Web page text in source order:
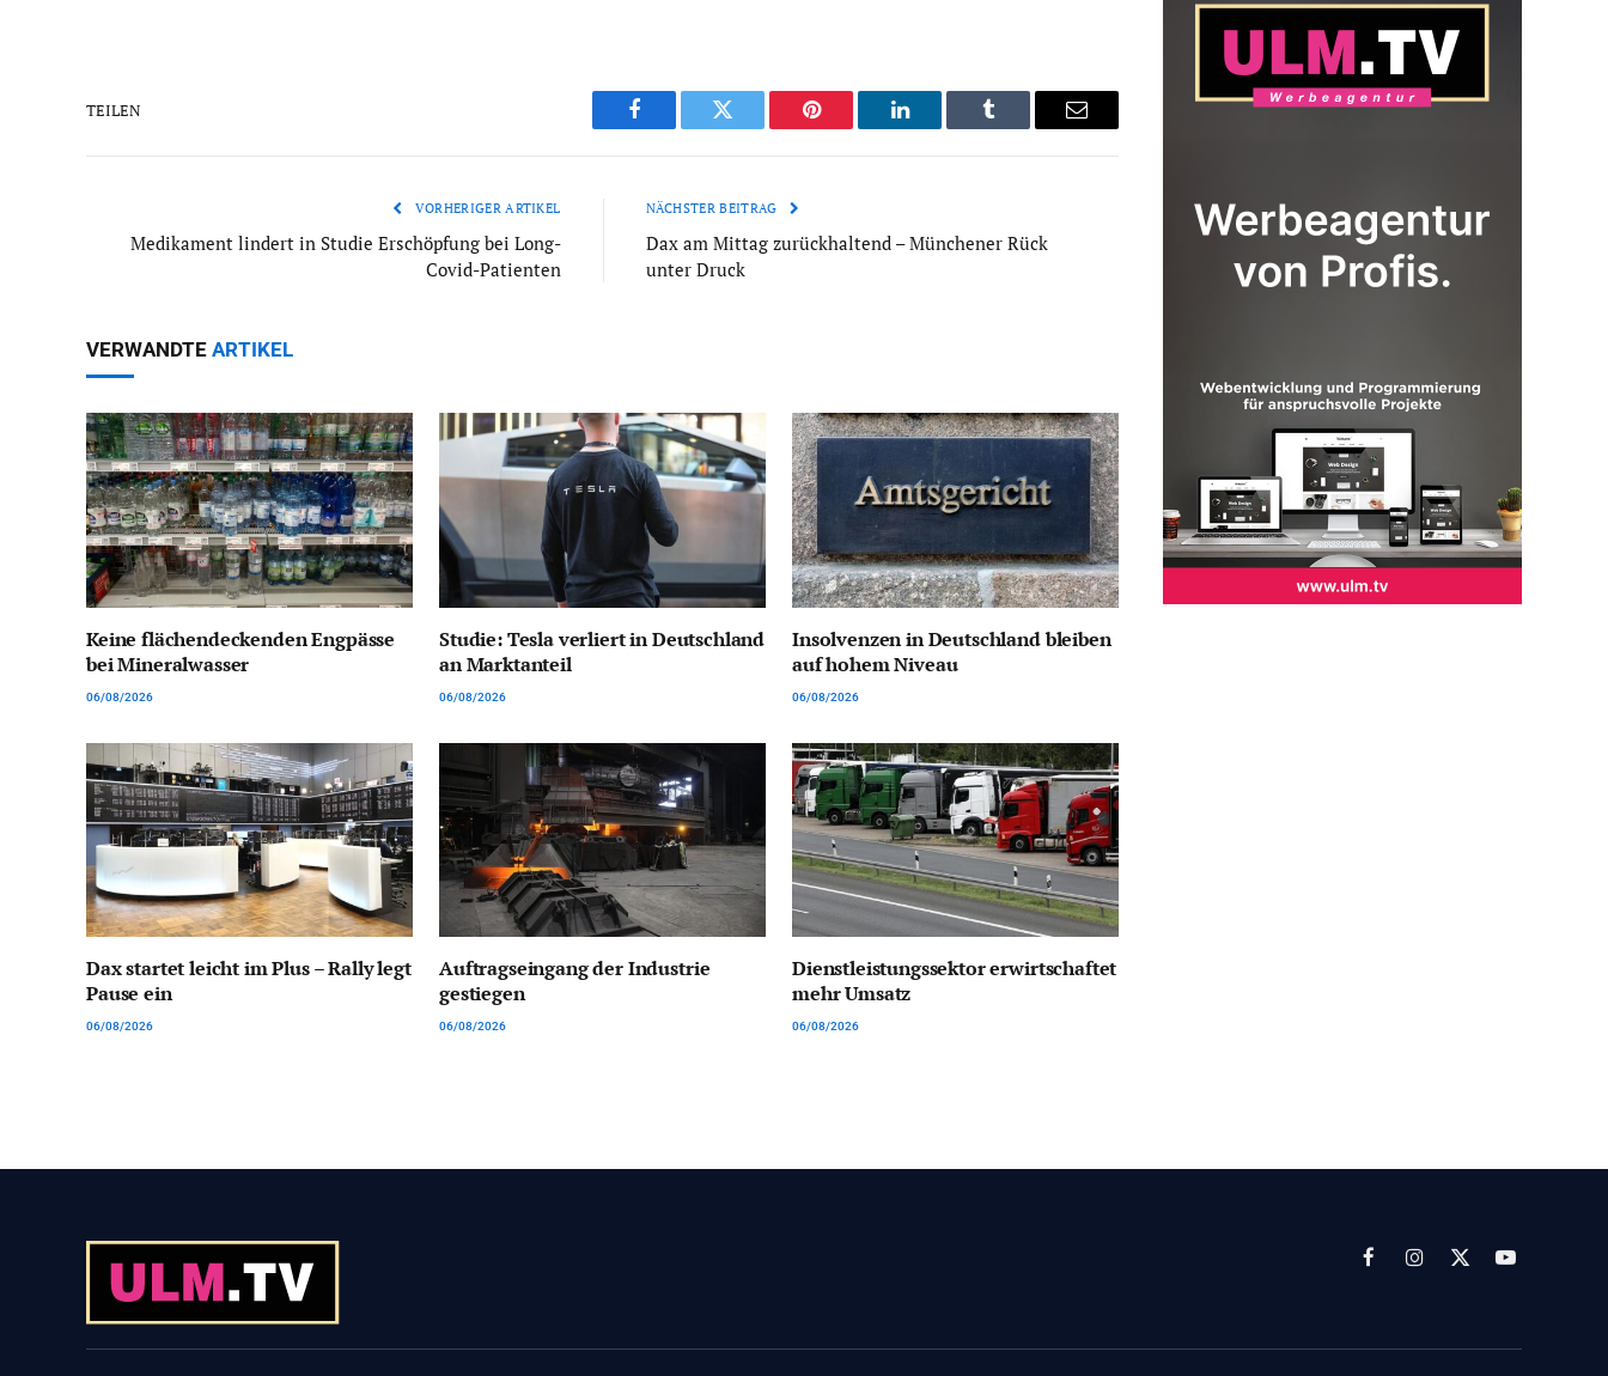
TEILEN
Facebook Twitter Pinterest LinkedIn Tumblr Email
VORHERIGER ARTIKEL
Medikament lindert in Studie Erschöpfung bei Long-
Covid-Patienten
NÄCHSTER BEITRAG
Dax am Mittag zurückhaltend – Münchener Rück
unter Druck
VERWANDTE ARTIKEL
Keine flächendeckenden Engpässe
bei Mineralwasser
06/08/2026
Studie: Tesla verliert in Deutschland
an Marktanteil
06/08/2026
Insolvenzen in Deutschland bleiben
auf hohem Niveau
06/08/2026
Dax startet leicht im Plus – Rally legt
Pause ein
06/08/2026
Auftragseingang der Industrie
gestiegen
06/08/2026
Dienstleistungssektor erwirtschaftet
mehr Umsatz
06/08/2026
FacebookInstagram
X
YouTube